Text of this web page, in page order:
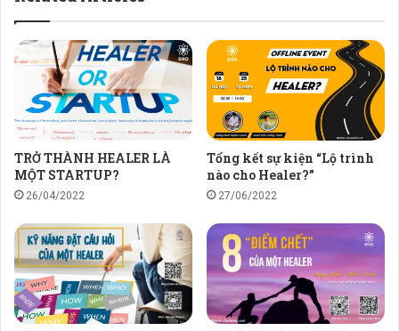
TRỞ THÀNH HEALER LÀ
MỘT STARTUP?
26/04/2022
Tổng kết sự kiện “Lộ trình
nào cho Healer?”
27/06/2022